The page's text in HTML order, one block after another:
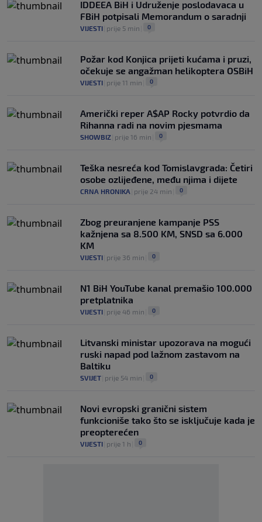
šampionata BiH
NOGOMET |prije 2 h 0
IDDEEA BiH i Udruženje poslodavaca u
FBiH potpisali Memorandum o saradnji
VIJESTI prije 5 min 0
Požar kod Konjica prijeti kućama i pruzi,
očekuje se angažman helikoptera OSBiH
VIJESTI prije 11 min 0
Američki reper A$AP Rocky potvrdio da
Rihanna radi na novim pjesmama
SHOWBIZ prije 16 min 0
Teška nesreća kod Tomislavgrada: Četiri
osobe ozlijeđene, među njima i dijete
CRNA HRONIKA prije 24 min 0
Zbog preuranjene kampanje PSS
kažnjena sa 8.500 KM, SNSD sa 6.000
KM
VIJESTI prije 36 min 0
N1 BiH YouTube kanal premašio 100.000
pretplatnika
VIJESTI prije 46 min 0
Litvanski ministar upozorava na mogući
ruski napad pod lažnom zastavom na
Baltiku
SVIJET prije 54 min 0
Novi evropski granični sistem
funkcioniše tako što se isključuje kada je
preopterećen
VIJESTI prije 1 h 0